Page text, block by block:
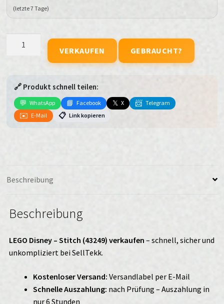
(letzte 7 Tage)
Stitch
(43249)
verkaufen
Menge
VERKAUFEN GEBRAUCHT?
🔗 Produkt schnell teilen:
💬 WhatsApp 📘 Facebook 𝕏 X 📨 Telegram
✉️ E-Mail 📋 Link kopieren
Beschreibung
Beschreibung
LEGO Disney – Stitch (43249) verkaufen – schnell, sicher und
unkompliziert bei SellTekk.
Kostenloser Versand: Versandlabel per E-Mail
Schnelle Auszahlung: nach Prüfung – Auszahlung in
nur 6 Stunden